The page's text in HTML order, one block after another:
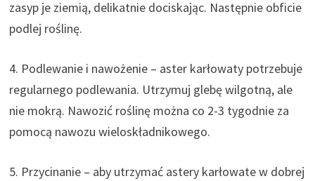
zasyp je ziemią, delikatnie dociskając. Następnie obficie
podlej roślinę.
4. Podlewanie i nawożenie – aster karłowaty potrzebuje
regularnego podlewania. Utrzymuj glebę wilgotną, ale
nie mokrą. Nawozić roślinę można co 2-3 tygodnie za
pomocą nawozu wieloskładnikowego.
5. Przycinanie – aby utrzymać astery karłowate w dobrej